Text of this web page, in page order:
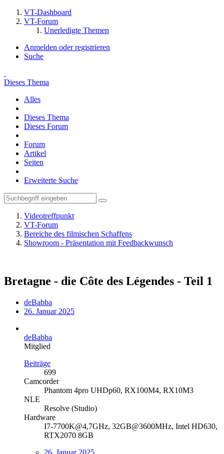
VT-Dashboard
VT-Forum
Unerledigte Themen
Anmelden oder registrieren
Suche
Dieses Thema
Alles
Dieses Thema
Dieses Forum
Forum
Artikel
Seiten
Erweiterte Suche
Videotreffpunkt
VT-Forum
Bereiche des filmischen Schaffens
Showroom - Präsentation mit Feedbackwunsch
Bretagne - die Côte des Légendes - Teil 1
deBabba
26. Januar 2025
deBabba
Mitglied
Beiträge
699
Camcorder
Phantom 4pro UHDp60, RX100M4, RX10M3
NLE
Resolve (Studio)
Hardware
I7-7700K@4,7GHz, 32GB@3600MHz, Intel HD630,
RTX2070 8GB
26. Januar 2025